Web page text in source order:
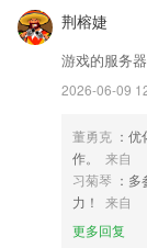
荆榕婕
游戏的服务
2026-06-09
董勇克 ：
作。
来自
习菊琴 ：
力！
来自
更多回复